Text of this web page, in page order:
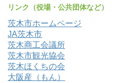
リンク（役場・公共団体など）
茨木市ホームページ
JA茨木市
茨木商工会議所
茨木市観光協会
茨木ほくちの会
大阪産（もん）